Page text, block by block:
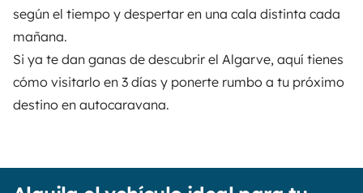
según el tiempo y despertar en una cala distinta cada
mañana.
Si ya te dan ganas de descubrir el Algarve, aquí tienes
cómo visitarlo en 3 días y ponerte rumbo a tu próximo
destino en autocaravana.